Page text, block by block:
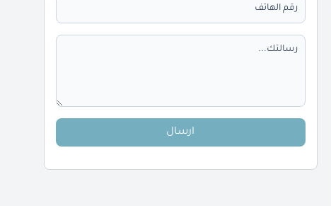
ارسال